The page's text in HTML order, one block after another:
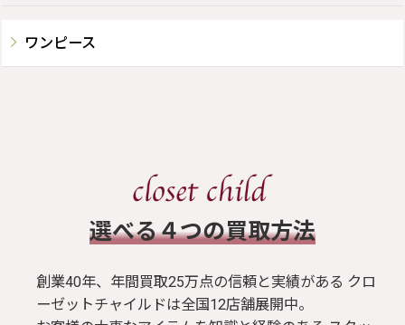
ワンピース
​選べる４つの買取方法
創業40年、年間買取25万点の信頼と実績がある クロ
ーゼットチャイルドは全国12店舗展開中。